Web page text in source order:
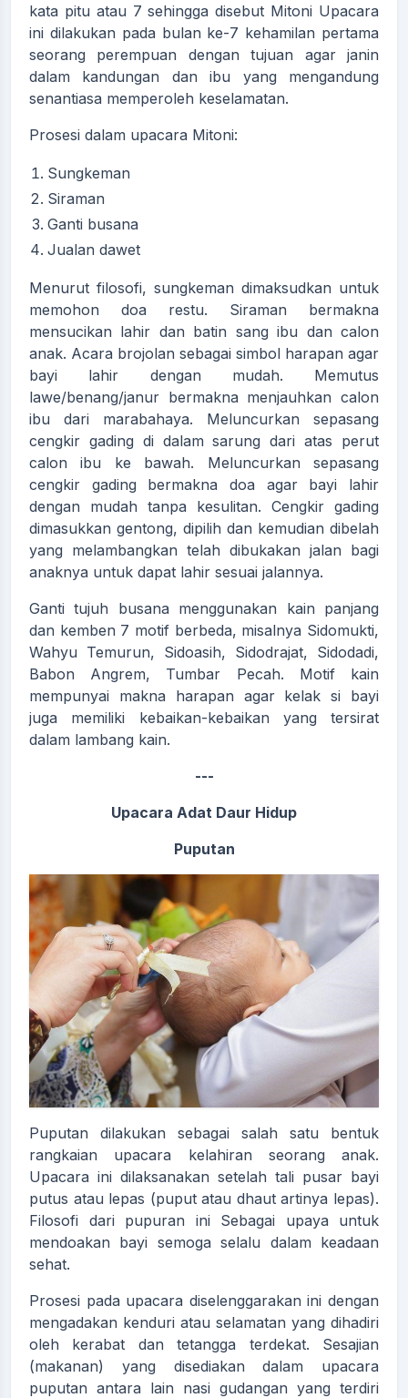
kata pitu atau 7 sehingga disebut Mitoni Upacara
ini dilakukan pada bulan ke-7 kehamilan pertama
seorang perempuan dengan tujuan agar janin
dalam kandungan dan ibu yang mengandung
senantiasa memperoleh keselamatan.
Prosesi dalam upacara Mitoni:
Sungkeman
Siraman
Ganti busana
Jualan dawet
Menurut filosofi, sungkeman dimaksudkan untuk
memohon doa restu. Siraman bermakna
mensucikan lahir dan batin sang ibu dan calon
anak. Acara brojolan sebagai simbol harapan agar
bayi lahir dengan mudah. Memutus
lawe/benang/janur bermakna menjauhkan calon
ibu dari marabahaya. Meluncurkan sepasang
cengkir gading di dalam sarung dari atas perut
calon ibu ke bawah. Meluncurkan sepasang
cengkir gading bermakna doa agar bayi lahir
dengan mudah tanpa kesulitan. Cengkir gading
dimasukkan gentong, dipilih dan kemudian dibelah
yang melambangkan telah dibukakan jalan bagi
anaknya untuk dapat lahir sesuai jalannya.
Ganti tujuh busana menggunakan kain panjang
dan kemben 7 motif berbeda, misalnya Sidomukti,
Wahyu Temurun, Sidoasih, Sidodrajat, Sidodadi,
Babon Angrem, Tumbar Pecah. Motif kain
mempunyai makna harapan agar kelak si bayi
juga memiliki kebaikan-kebaikan yang tersirat
dalam lambang kain.
---
Upacara Adat Daur Hidup
Puputan
Puputan dilakukan sebagai salah satu bentuk
rangkaian upacara kelahiran seorang anak.
Upacara ini dilaksanakan setelah tali pusar bayi
putus atau lepas (puput atau dhaut artinya lepas).
Filosofi dari pupuran ini Sebagai upaya untuk
mendoakan bayi semoga selalu dalam keadaan
sehat.
Prosesi pada upacara diselenggarakan ini dengan
mengadakan kenduri atau selamatan yang dihadiri
oleh kerabat dan tetangga terdekat. Sesajian
(makanan) yang disediakan dalam upacara
puputan antara lain nasi gudangan yang terdiri